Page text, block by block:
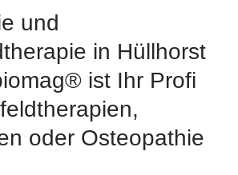
und
in Hüllhorst
ist Ihr Profi
oder Osteopathie